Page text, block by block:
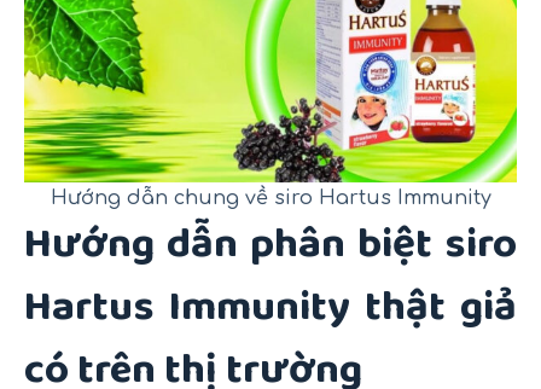
Hướng dẫn chung về siro Hartus Immunity
Hướng dẫn phân biệt siro
Hartus Immunity thật giả
có trên thị trường